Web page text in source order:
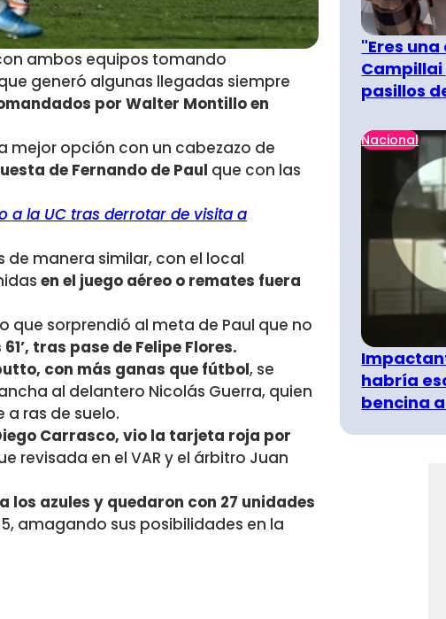
ambos equipos tomando
generó algunas llegadas siempre
por Walter Montillo en
mejor opción con un cabezazo de
de Fernando de Paul que con las
a la UC tras derrotar de visita a
manera similar, con el local
en el juego aéreo o remates fuera
que sorprendió al meta de Paul que no
tras pase de Felipe Flores.
con más ganas que fútbol, se
al delantero Nicolás Guerra, quien
a ras de suelo.
Carrasco, vio la tarjeta roja por
revisada en el VAR y el árbitro Juan
azules y quedaron con 27 unidades
amagando sus posibilidades en la
"Eres
pasillos
Nacional
habría
bencina